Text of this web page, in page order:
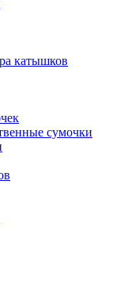
катышков
сумочки